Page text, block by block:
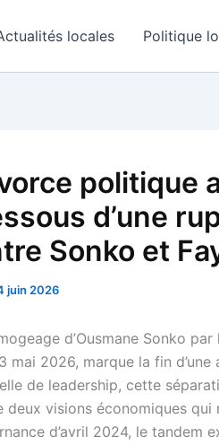
locales Politique
politique
d’une
Sonko et
juin 2026
d’Ousmane Sonko
mai 2026, marque la fin
de leadership, cette
deux visions économiques
d’avril 2024, le tandem